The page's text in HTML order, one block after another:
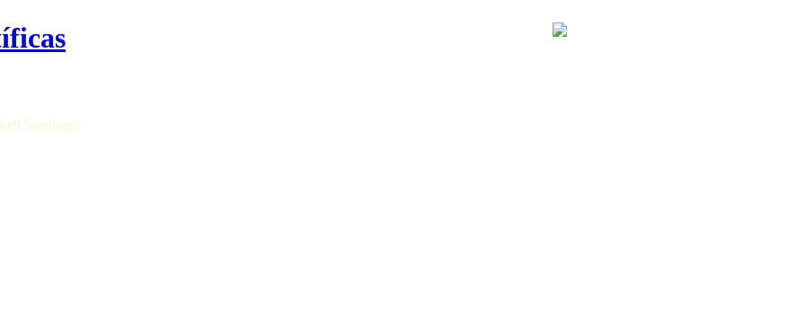
Santiago